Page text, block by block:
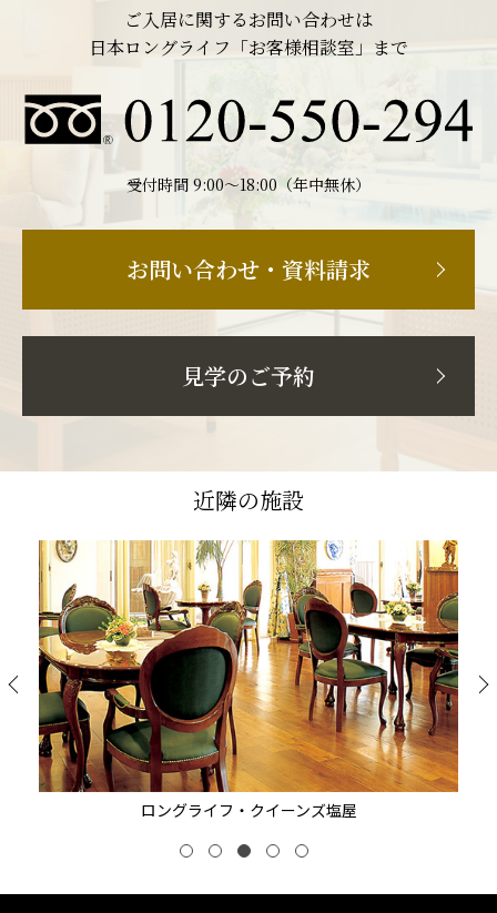
ご入居に関するお問い合わせは
日本ロングライフ「お客様相談室」まで
受付時間 9:00〜18:00（年中無休）
お問い合わせ・資料請求
見学のご予約
近隣の施設
ロングライフ・クイーンズ塩屋